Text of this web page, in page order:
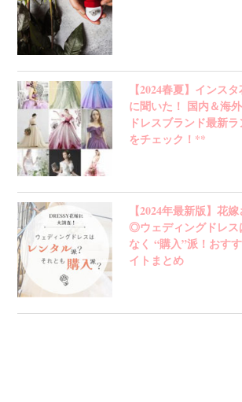
【2024春夏】インス
に聞いた！ 国内＆海
ドレスブランド最新
をチェック！**
【2024年最新版】花
◎ウェディングドレス
なく “購入”派！おす
イトまとめ